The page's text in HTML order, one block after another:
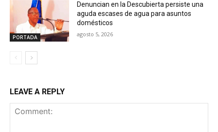
PORTADA
Denuncian en la Descubierta persiste una
aguda escases de agua para asuntos
domésticos
agosto 5, 2026
LEAVE A REPLY